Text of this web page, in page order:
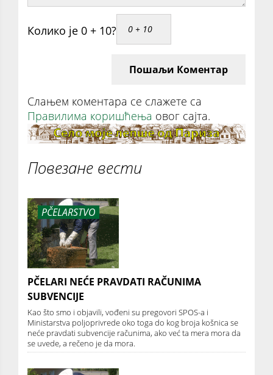
Колико је 0 + 10?
Пошаљи Коментар
Слањем коментара се слажете са
Правилима коришћења овог сајта.
Повезане вести
PČELARSTVO
PČELARI NEĆE PRAVDATI RAČUNIMA
SUBVENCIJE
Kao što smo i objavili, vođeni su pregovori SPOS-a i
Ministarstva poljoprivrede oko toga do kog broja košnica se
neće pravdati subvencije računima, ako već ta mera mora da
se uvede, a rečeno je da mora.